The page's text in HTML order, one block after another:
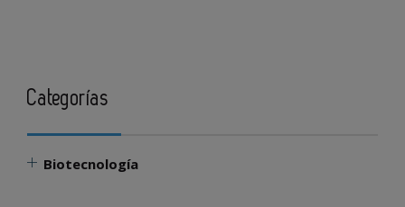
Categorías
Biotecnología